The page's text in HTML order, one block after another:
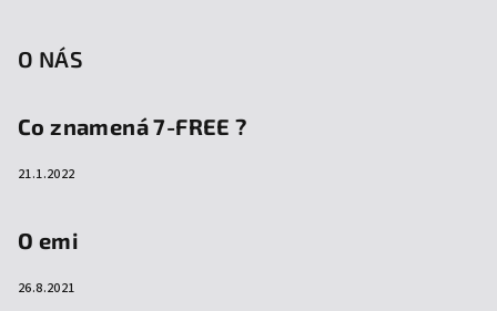
O NÁS
Co znamená 7-FREE ?
21.1.2022
O emi
26.8.2021